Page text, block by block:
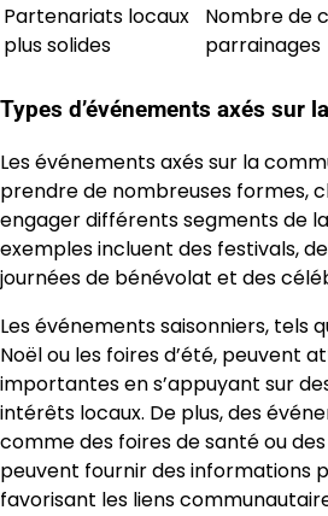
Partenariats locaux
plus solides
Nombre de
parrainages
Types d’événements axés sur
Les événements axés sur la
prendre de nombreuses formes,
engager différents segments de
exemples incluent des festivals,
journées de bénévolat et des
Les événements saisonniers, tels
Noël ou les foires d’été, peuvent
importantes en s’appuyant sur
intérêts locaux. De plus, des
comme des foires de santé ou
peuvent fournir des informations
favorisant les liens